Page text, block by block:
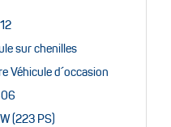
sur chenilles
Véhicule d´occasion
06
(223 PS)